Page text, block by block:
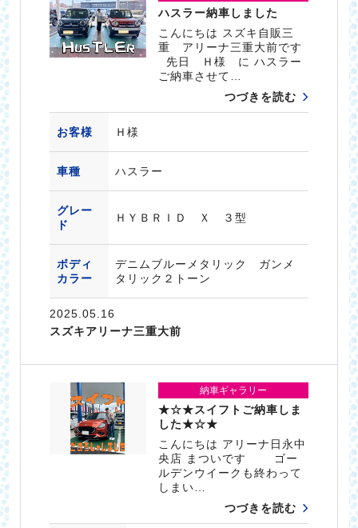
ハスラー納車しました
こんにちは スズキ自販三
重 アリーナ三重大前です
先日 Ｈ様 に ハスラー
ご納車させて…
つづきを読む
お客様 Ｈ様
車種 ハスラー
グレー
ド
ＨＹＢＲＩＤ Ｘ ３型
ボディ
カラー
デニムブルーメタリック ガンメ
タリック２トーン
2025.05.16
スズキアリーナ三重大前
納車ギャラリー
★☆★スイフトご納車しま
した★☆★
こんにちは アリーナ日永中
央店 まついです ゴー
ルデンウイークも終わって
しまい…
つづきを読む